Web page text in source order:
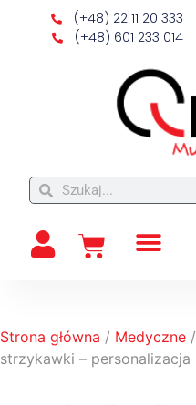
(+48) 22 11 20 333
(+48) 601 233 014
Strona główna / Medyczne /
strzykawki – personalizacja